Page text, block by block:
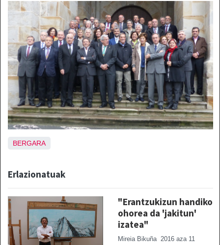
BERGARA
Erlazionatuak
"Erantzukizun handiko
ohorea da 'jakitun'
izatea"
Mireia Bikuña 2016 aza 11